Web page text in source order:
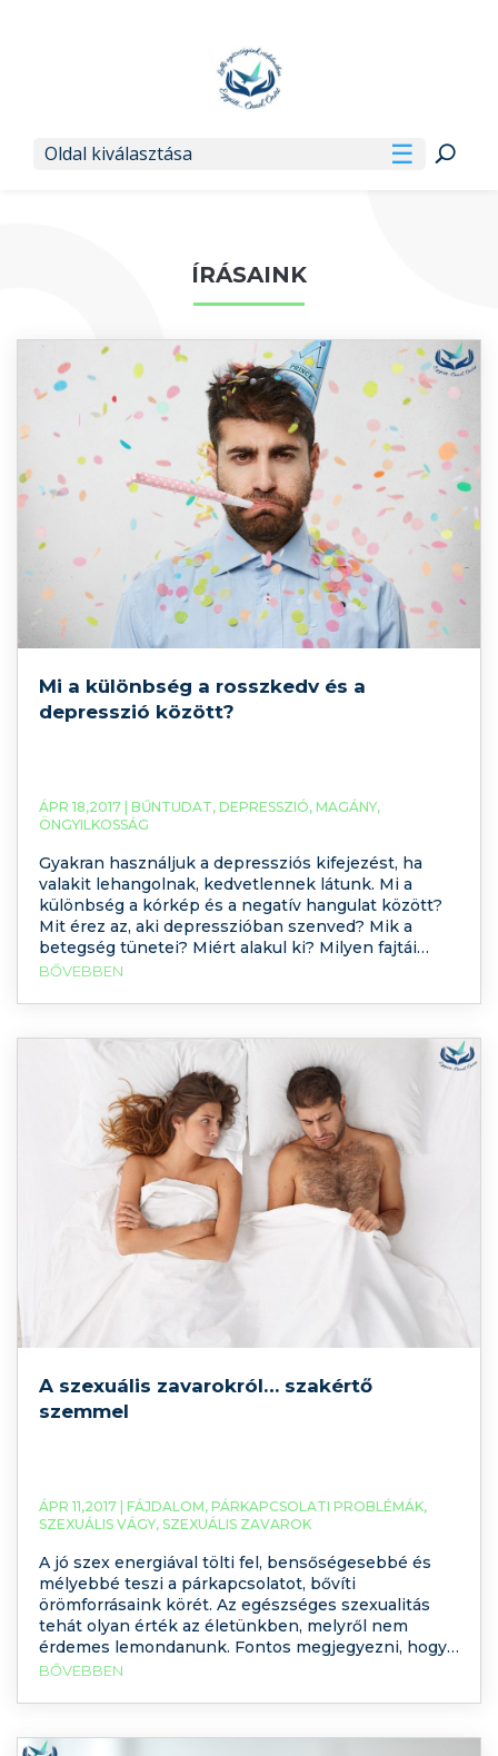
Oldal kiválasztása
ÍRÁSAINK
Mi a különbség a rosszkedv és a
depresszió között?
ÁPR 18,2017 | BŰNTUDAT, DEPRESSZIÓ, MAGÁNY,
ÖNGYILKOSSÁG
Gyakran használjuk a depressziós kifejezést, ha
valakit lehangolnak, kedvetlennek látunk. Mi a
különbség a kórkép és a negatív hangulat között?
Mit érez az, aki depresszióban szenved? Mik a
betegség tünetei? Miért alakul ki? Milyen fajtái
vannak és hogyan kezelhető?
választ kaphat!
BŐVEBBEN
A szexuális zavarokról… szakértő
szemmel
ÁPR 11,2017 | FÁJDALOM, PÁRKAPCSOLATI PROBLÉMÁK,
SZEXUÁLIS VÁGY, SZEXUÁLIS ZAVAROK
A jó szex energiával tölti fel, bensőségesebbé és
mélyebbé teszi a párkapcsolatot, bővíti
örömforrásaink körét. Az egészséges szexualitás
tehát olyan érték az életünkben, melyről nem
érdemes lemondanunk. Fontos megjegyezni, hogy
a nők 40, a férfiak megközelítőleg 30%-ának van
problémája. Érdemes tudni, hogy a szexuális
BŐVEBBEN